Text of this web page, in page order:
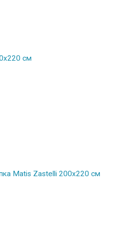
см
Matis Zastelli 200x220 см